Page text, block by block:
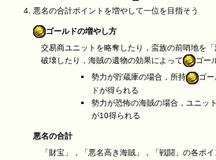
悪名の合計ポイントを増やして一位を目指そう
ゴールドの増やし方
交易商ユニットを略奪したり，蛮族の前哨地を
破壊したり，海賊の遺物の効果によって
ゴー
勢力が貯蔵庫の場合，所持
ゴ
ドが得られる
勢力が恐怖の海賊の場合，ユニッ
が10得られる
悪名の合計
「財宝」，「悪名高き海賊」，「戦闘」の各ポ